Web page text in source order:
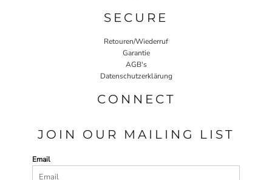
SECURE
Retouren/Wiederruf
Garantie
AGB's
Datenschutzerklärung
CONNECT
JOIN OUR MAILING LIST
Email